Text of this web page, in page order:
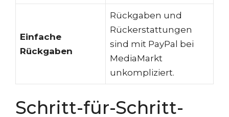
Einfache
Rückgaben
Rückgaben und
Rückerstattungen
sind mit PayPal bei
MediaMarkt
unkompliziert.
Schritt-für-Schritt-